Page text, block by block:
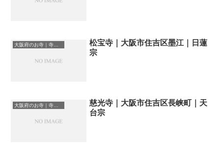
大阪府のお寺｜寺院一覧
松宝寺｜大阪市住吉区墨江｜日蓮
宗
大阪府のお寺｜寺院一覧
慈光寺｜大阪市住吉区長峡町｜天
台宗